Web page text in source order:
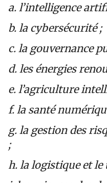
a. l’intelligence
b. la cybersécurité ;
c. la gouvernance
d. les énergies
e. l’agriculture
f. la santé
g. la gestion des
;
h. la logistique et